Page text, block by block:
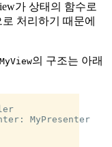
가 상태의 함수로
처리하기 때문에
MyView의 구조는 아래
MyPresenter